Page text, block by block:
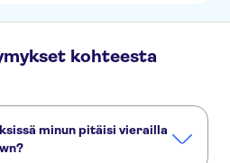
Wall
kohteesta
minun pitäisi vierailla